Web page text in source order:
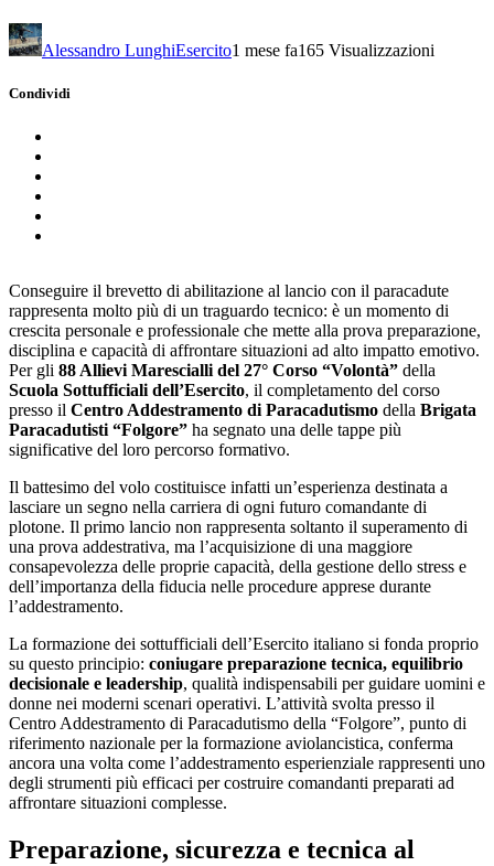
Alessandro LunghiEsercito1 mese fa165 Visualizzazioni
Condividi
🔊 Attiva audio
Conseguire il brevetto di abilitazione al lancio con il paracadute
rappresenta molto più di un traguardo tecnico: è un momento di
crescita personale e professionale che mette alla prova preparazione,
disciplina e capacità di affrontare situazioni ad alto impatto emotivo.
Per gli 88 Allievi Marescialli del 27° Corso “Volontà” della
Scuola Sottufficiali dell’Esercito, il completamento del corso
presso il Centro Addestramento di Paracadutismo della Brigata
Paracadutisti “Folgore” ha segnato una delle tappe più
significative del loro percorso formativo.
Il battesimo del volo costituisce infatti un’esperienza destinata a
lasciare un segno nella carriera di ogni futuro comandante di
plotone. Il primo lancio non rappresenta soltanto il superamento di
una prova addestrativa, ma l’acquisizione di una maggiore
consapevolezza delle proprie capacità, della gestione dello stress e
dell’importanza della fiducia nelle procedure apprese durante
l’addestramento.
La formazione dei sottufficiali dell’Esercito italiano si fonda proprio
su questo principio: coniugare preparazione tecnica, equilibrio
decisionale e leadership, qualità indispensabili per guidare uomini e
donne nei moderni scenari operativi. L’attività svolta presso il
Centro Addestramento di Paracadutismo della “Folgore”, punto di
riferimento nazionale per la formazione aviolancistica, conferma
ancora una volta come l’addestramento esperienziale rappresenti uno
degli strumenti più efficaci per costruire comandanti preparati ad
affrontare situazioni complesse.
Preparazione, sicurezza e tecnica al